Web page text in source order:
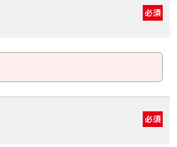
必須
必須